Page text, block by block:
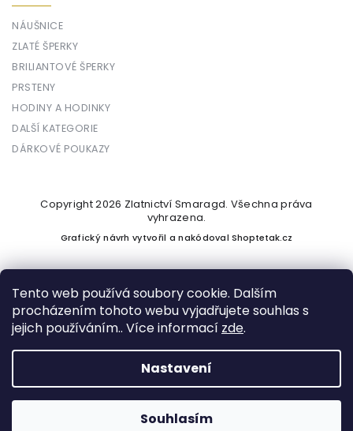
Tento web používá soubory cookie. Dalším
procházením tohoto webu vyjadřujete souhlas s
jejich používáním.. Více informací zde.
Nastavení
Souhlasím
NÁUŠNICE
ZLATÉ ŠPERKY
BRILIANTOVÉ ŠPERKY
PRSTENY
HODINY A HODINKY
DALŠÍ KATEGORIE
DÁRKOVÉ POUKAZY
Vytvořil Shoptet
Copyright 2026 Zlatnictví Smaragd. Všechna práva
vyhrazena.
Grafický návrh vytvořil a nakódovalShoptetak.cz
Podle zákona o evidenci tržeb je prodávající povinen vystavit
kupujícímu účtenku. Zároveň je povinen zaevidovat přijatou
tržbu u správce daně online; v případě technického výpadku
pak nejpozději do 48 hodin.